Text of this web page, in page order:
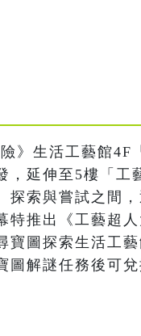
》生活工藝館4F
，延伸至5樓「工
探索與嘗試之間
特推出《工藝超
寶圖探索生活工
圖解謎任務後可